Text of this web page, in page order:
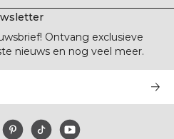
Ontvang exclusieve
nieuws en nog veel meer.